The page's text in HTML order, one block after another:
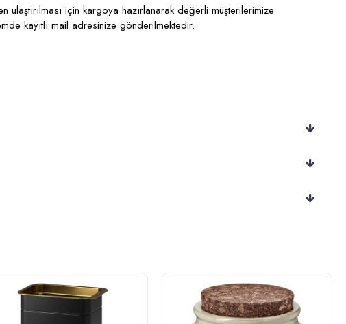
için kargoya hazırlanarak değerli müşterilerimize
kayıtlı mail adresinize gönderilmektedir.